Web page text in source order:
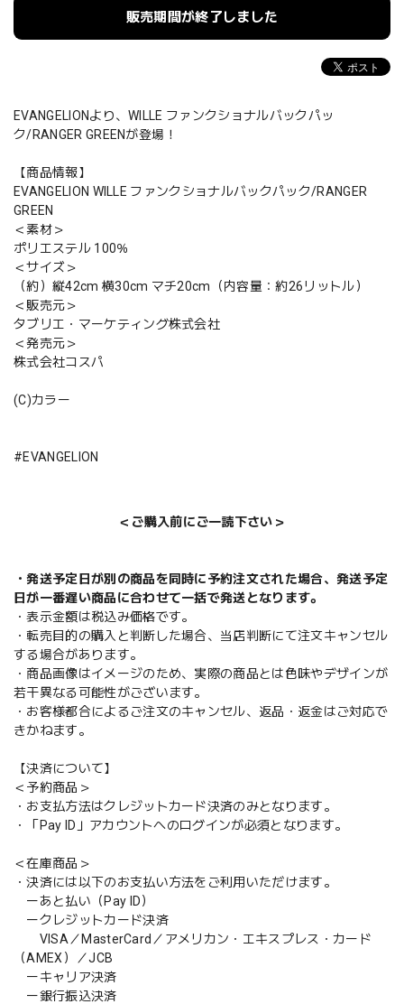
販売期間が終了しました
EVANGELIONより、WILLE ファンクショナルバックパッ
ク/RANGER GREENが登場！
【商品情報】
EVANGELION WILLE ファンクショナルバックパック/RANGER
GREEN
＜素材＞
ポリエステル 100％
＜サイズ＞
（約）縦42cm 横30cm マチ20cm（内容量：約26リットル）
＜販売元＞
タブリエ・マーケティング株式会社
＜発売元＞
株式会社コスパ
(C)カラー
#EVANGELION
＜ご購入前にご一読下さい＞
・発送予定日が別の商品を同時に予約注文された場合、発送予定
日が一番遅い商品に合わせて一括で発送となります。
・表示金額は税込み価格です。
・転売目的の購入と判断した場合、当店判断にて注文キャンセル
する場合があります。
・商品画像はイメージのため、実際の商品とは色味やデザインが
若干異なる可能性がございます。
・お客様都合によるご注文のキャンセル、返品・返金はご対応で
きかねます。
【決済について】
＜予約商品＞
・お支払方法はクレジットカード決済のみとなります。
・「Pay ID」アカウントへのログインが必須となります。
＜在庫商品＞
・決済には以下のお支払い方法をご利用いただけます。
ーあと払い（Pay ID）
ークレジットカード決済
VISA／MasterCard／アメリカン・エキスプレス・カード
（AMEX）／JCB
ーキャリア決済
ー銀行振込決済